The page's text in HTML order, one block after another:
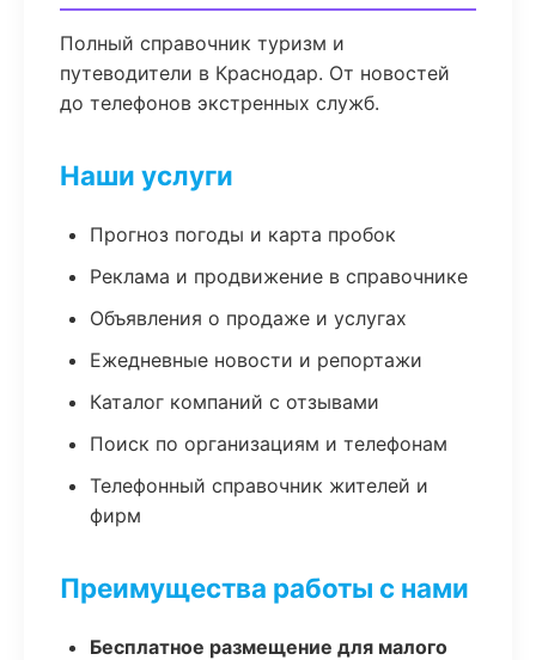
Полный справочник туризм и
путеводители в Краснодар. От новостей
до телефонов экстренных служб.
Наши услуги
Прогноз погоды и карта пробок
Реклама и продвижение в справочнике
Объявления о продаже и услугах
Ежедневные новости и репортажи
Каталог компаний с отзывами
Поиск по организациям и телефонам
Телефонный справочник жителей и
фирм
Преимущества работы с нами
Бесплатное размещение для малого